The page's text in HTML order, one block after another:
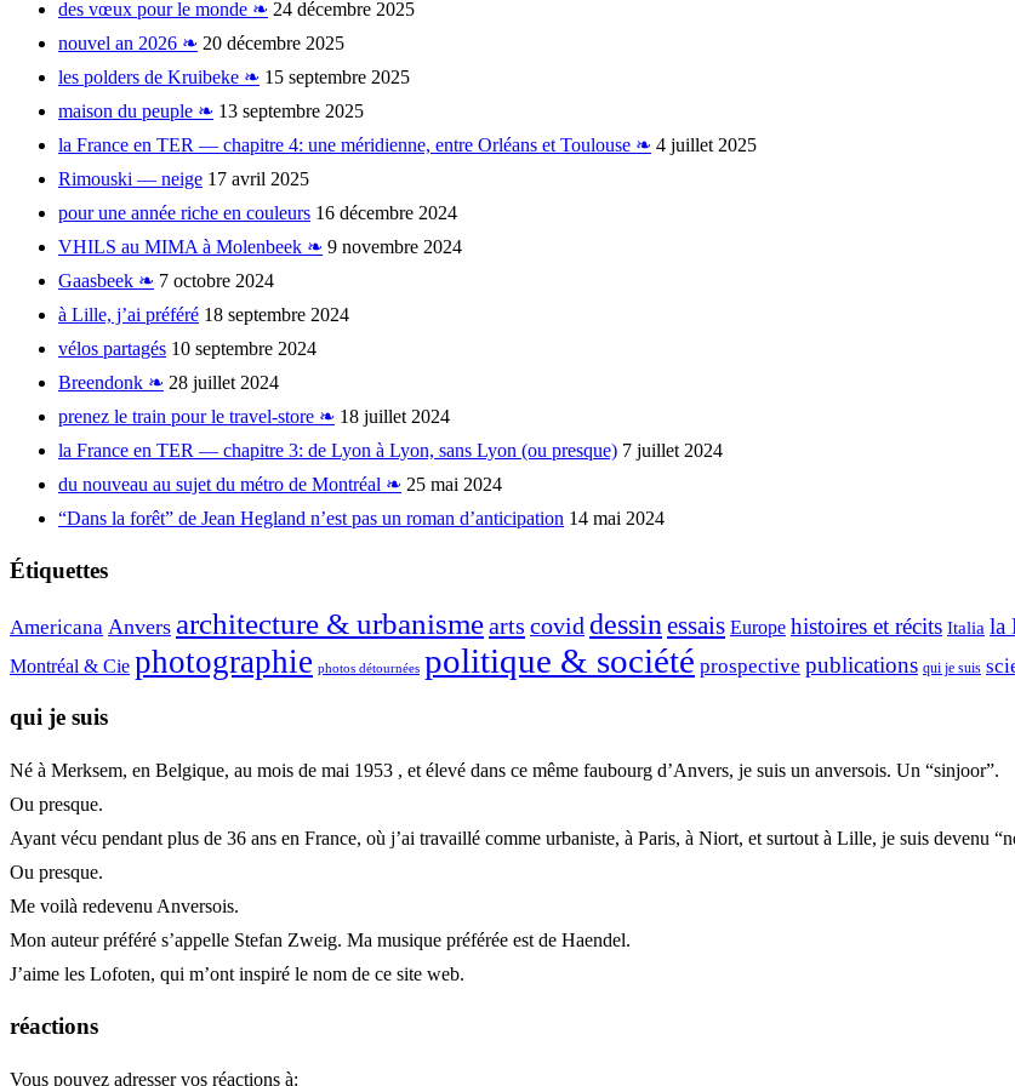
des vœux pour le monde ❧ 24 décembre 2025
nouvel an 2026 ❧ 20 décembre 2025
les polders de Kruibeke ❧ 15 septembre 2025
maison du peuple ❧ 13 septembre 2025
la France en TER — chapitre 4: une méridienne, entre Orléans et Toulouse ❧ 4 juillet 2025
Rimouski — neige 17 avril 2025
pour une année riche en couleurs 16 décembre 2024
VHILS au MIMA à Molenbeek ❧ 9 novembre 2024
Gaasbeek ❧ 7 octobre 2024
à Lille, j’ai préféré 18 septembre 2024
vélos partagés 10 septembre 2024
Breendonk ❧ 28 juillet 2024
prenez le train pour le travel-store ❧ 18 juillet 2024
la France en TER — chapitre 3: de Lyon à Lyon, sans Lyon (ou presque) 7 juillet 2024
du nouveau au sujet du métro de Montréal ❧ 25 mai 2024
“Dans la forêt” de Jean Hegland n’est pas un roman d’anticipation 14 mai 2024
Étiquettes
Americana Anvers architecture & urbanismearts covid dessin essais Europe histoires et récits Italia la
Montréal & Cie photographie photos détournées politique & société prospective publications qui je suis
qui je suis
Né à Merksem, en Belgique, au mois de mai 1953 , et élevé dans ce même faubourg d’Anvers, je suis un anversois. Un “sinjoor”.
Ou presque.
Ayant vécu pendant plus de 36 ans en France, où j’ai travaillé comme urbaniste, à Paris, à Niort, et surtout à Lille, je suis devenu
Ou presque.
Me voilà redevenu Anversois.
Mon auteur préféré s’appelle Stefan Zweig. Ma musique préférée est de Haendel.
J’aime les Lofoten, qui m’ont inspiré le nom de ce site web.
réactions
Vous pouvez adresser vos réactions à: